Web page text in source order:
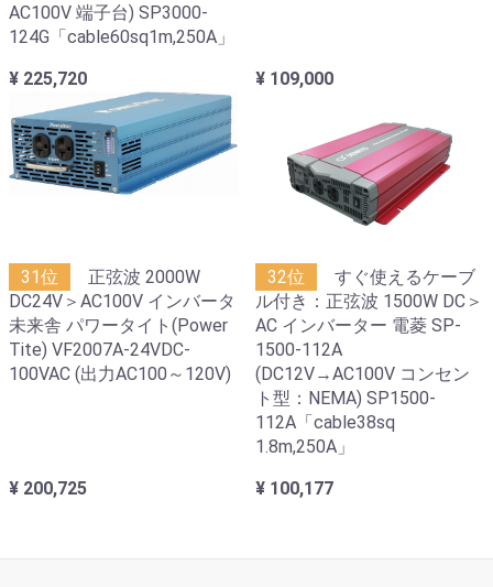
AC100V 端子台) SP3000-
124G「cable60sq1m,250A」
¥ 225,720
¥ 109,000
31位
正弦波 2000W
DC24V＞AC100V インバータ
未来舎 パワータイト(Power
Tite) VF2007A-24VDC-
100VAC (出力AC100～120V)
¥ 200,725
32位
すぐ使えるケーブ
ル付き：正弦波 1500W DC＞
AC インバーター 電菱 SP-
1500-112A
(DC12V→AC100V コンセン
ト型：NEMA) SP1500-
112A「cable38sq
1.8m,250A」
¥ 100,177